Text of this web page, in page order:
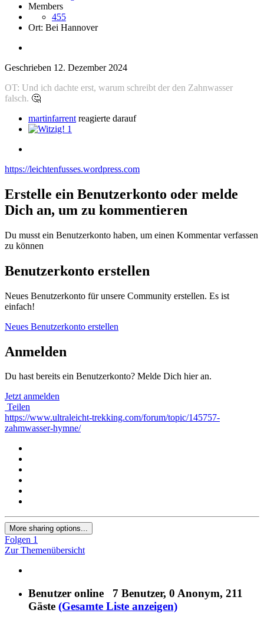
Members
455
Ort: Bei Hannover
Geschrieben 12. Dezember 2024
OT: Und ich dachte erst, warum schreibt der den Zahnwasser
falsch. 🤔
martinfarrent reagierte darauf
1
https://leichtenfusses.wordpress.com
Erstelle ein Benutzerkonto oder melde
Dich an, um zu kommentieren
Du musst ein Benutzerkonto haben, um einen Kommentar verfassen
zu können
Benutzerkonto erstellen
Neues Benutzerkonto für unsere Community erstellen. Es ist
einfach!
Neues Benutzerkonto erstellen
Anmelden
Du hast bereits ein Benutzerkonto? Melde Dich hier an.
Jetzt anmelden
Teilen
https://www.ultraleicht-trekking.com/forum/topic/145757-
zahmwasser-hymne/
More sharing options...
Folgen 1
Zur Themenübersicht
Benutzer online 7 Benutzer, 0 Anonym, 211
Gäste (Gesamte Liste anzeigen)